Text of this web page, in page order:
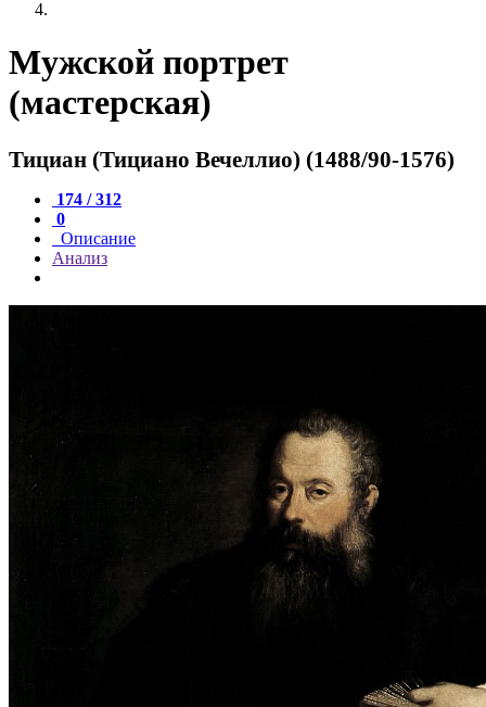
Мужской портрет
(мастерская)
Тициан (Тициано Вечеллио) (1488/90-1576)
174 / 312
0
Описание
Анализ